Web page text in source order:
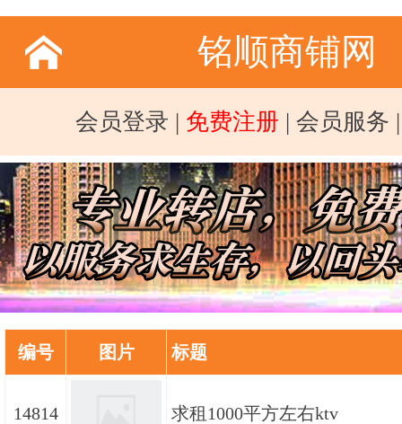
铭顺商铺网
会员登录 | 免费注册 | 会员服务
编号 图片 标题
14814 求租1000平方左右ktv